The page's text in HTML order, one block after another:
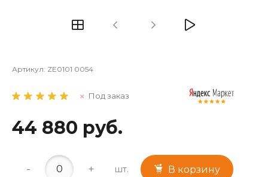
Артикул: ZE0101 0054
Под заказ
44 880 руб.
- + шт. В корзину